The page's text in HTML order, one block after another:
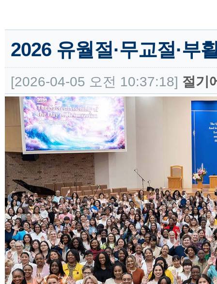
2026 유월절·무교절·부
[2026-04-05 오전 10:37:18] 절기